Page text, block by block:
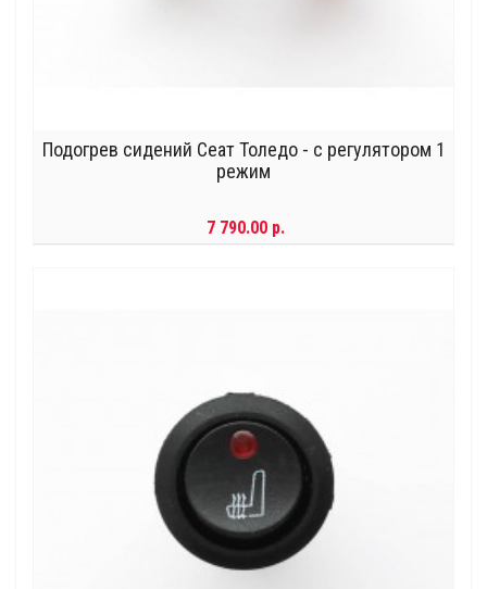
Подогрев сидений Сеат Толедо - с регулятором 1
режим
7 790.00 р.